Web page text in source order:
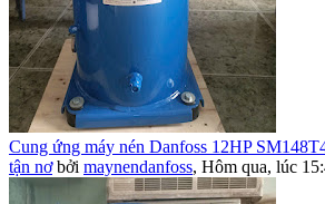
Cung ứng máy nén Danfoss 12HP
tận nơ bởi maynendanfoss, Hôm qua, lúc